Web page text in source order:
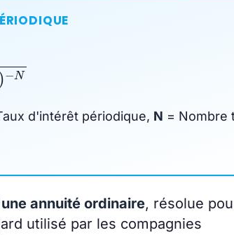
d'intérêt périodique, N = Nombre
annuité ordinaire, résolue
utilisé par les compagnies